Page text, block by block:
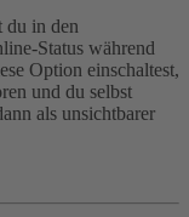
du in den
Status während
Option einschaltest,
und du selbst
als unsichtbarer